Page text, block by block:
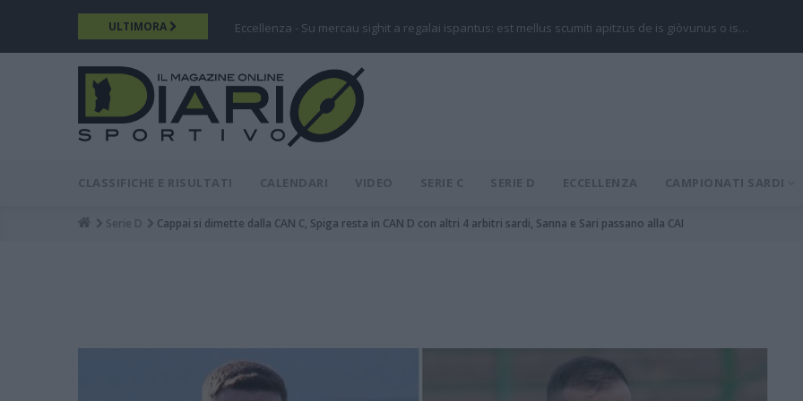
contenuto
ULTIMORA Eccellenza - Su mercau sighit a regalai ispantus: est mellus scumiti apitzus de is giòvunus o is…
MAIN
MENU
CLASSIFICHE E RISULTATI CALENDARI VIDEO SERIE C SERIE D ECCELLENZA CAMPIONATI SARDI
Breadcrumb
Serie D Cappai si dimette dalla CAN C, Spiga resta in CAN D con altri 4 arbitri sardi, Sanna e Sari passano alla CAI